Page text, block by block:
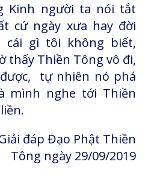
Kinh người ta nói tắt
cứ ngày xưa hay đời
cái gì tôi không biết,
thấy Thiền Tông vô đi,
tự nhiên nó phá
mình nghe tới Thiền
đáp Đạo Phật Thiền
Tông ngày 29/09/2019